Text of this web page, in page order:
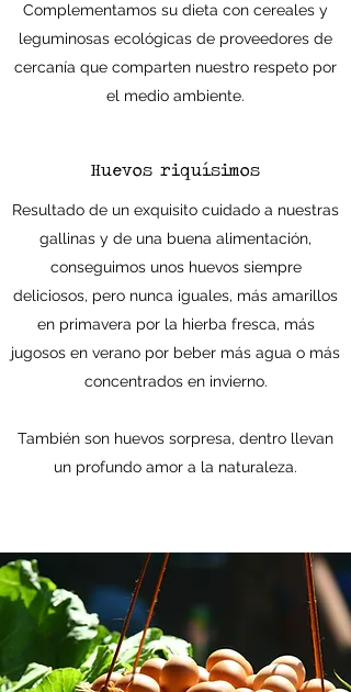
Complementamos su dieta con cereales y
leguminosas ecológicas de proveedores de
cercanía que comparten nuestro respeto por
el medio ambiente.
Huevos riquísimos
Resultado de un exquisito cuidado a nuestras
gallinas y de una buena alimentación,
conseguimos unos huevos siempre
deliciosos, pero nunca iguales, más amarillos
en primavera por la hierba fresca, más
jugosos en verano por beber más agua o más
concentrados en invierno.
También son huevos sorpresa, dentro llevan
un profundo amor a la naturaleza.